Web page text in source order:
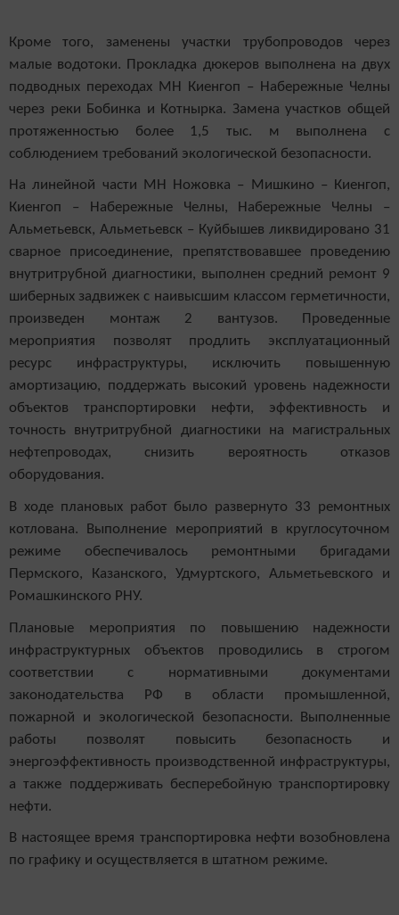
Кроме того, заменены участки трубопроводов через
малые водотоки. Прокладка дюкеров выполнена на двух
подводных переходах МН Киенгоп – Набережные Челны
через реки Бобинка и Котнырка. Замена участков общей
протяженностью более 1,5 тыс. м выполнена с
соблюдением требований экологической безопасности.
На линейной части МН Ножовка – Мишкино – Киенгоп,
Киенгоп – Набережные Челны, Набережные Челны –
Альметьевск, Альметьевск – Куйбышев ликвидировано 31
сварное присоединение, препятствовавшее проведению
внутритрубной диагностики, выполнен средний ремонт 9
шиберных задвижек с наивысшим классом герметичности,
произведен монтаж 2 вантузов. Проведенные
мероприятия позволят продлить эксплуатационный
ресурс инфраструктуры, исключить повышенную
амортизацию, поддержать высокий уровень надежности
объектов транспортировки нефти, эффективность и
точность внутритрубной диагностики на магистральных
нефтепроводах, снизить вероятность отказов
оборудования.
В ходе плановых работ было развернуто 33 ремонтных
котлована. Выполнение мероприятий в круглосуточном
режиме обеспечивалось ремонтными бригадами
Пермского, Казанского, Удмуртского, Альметьевского и
Ромашкинского РНУ.
Плановые мероприятия по повышению надежности
инфраструктурных объектов проводились в строгом
соответствии с нормативными документами
законодательства РФ в области промышленной,
пожарной и экологической безопасности.
Выполненные
работы позволят повысить безопасность и
энергоэффективность производственной инфраструктуры,
а также поддерживать бесперебойную транспортировку
нефти.
В настоящее время транспортировка нефти возобновлена
по графику и осуществляется в штатном режиме.